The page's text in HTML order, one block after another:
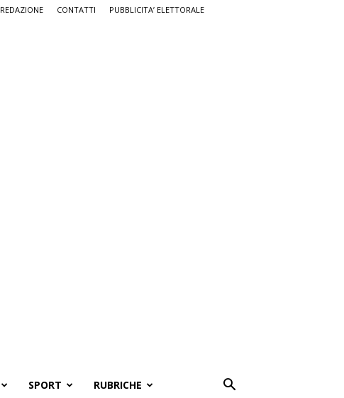
REDAZIONE CONTATTI PUBBLICITA’ ELETTORALE
SPORT RUBRICHE